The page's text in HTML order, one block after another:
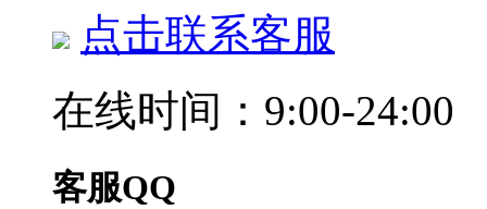
点击联系客服
在线时间：9:00-24:00
客服QQ